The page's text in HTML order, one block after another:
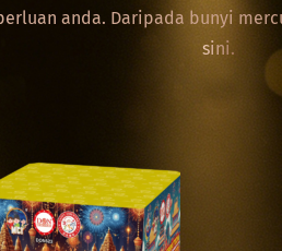
anda. Daripada bunyi
sini.